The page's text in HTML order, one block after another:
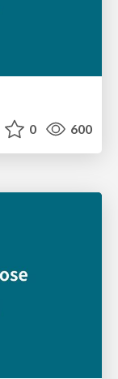
0 600